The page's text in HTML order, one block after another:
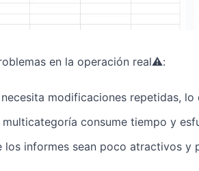
en la operación real⚠️:
modificaciones repetidas, lo
consume tiempo y
los informes sean poco atractivos y